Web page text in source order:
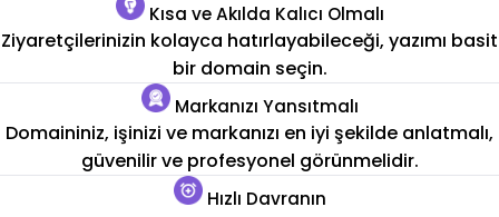
Kısa ve Akılda Kalıcı Olmalı
Ziyaretçilerinizin kolayca hatırlayabileceği, yazımı basit
bir domain seçin.
Markanızı Yansıtmalı
Domaininiz, işinizi ve markanızı en iyi şekilde anlatmalı,
güvenilir ve profesyonel görünmelidir.
Hızlı Davranın